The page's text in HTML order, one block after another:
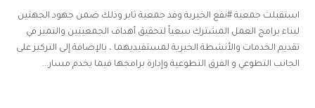
استقبلت جمعية #نفع الخيرية وفد جمعية ثابر وذلك ضمن جهود الجهتين
لبناء برامج العمل المشترك سعياً لتحقيق أهداف الجمعيتين والتميز في
تقديم الخدمات والأنشطة الخيرية لمستفيديهما ، بالإضافة إلى التركيز على
الجانب التطوعي و الفرق التطوعية وإدارة برامجها فيما يخدم مسار...